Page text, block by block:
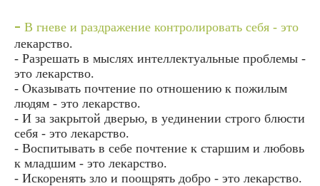
- В гневе и раздражение контролировать себя - это
лекарство.
- Разрешать в мыслях интеллектуальные проблемы -
это лекарство.
- Оказывать почтение по отношению к пожилым
людям - это лекарство.
- И за закрытой дверью, в уединении строго блюсти
себя - это лекарство.
- Воспитывать в себе почтение к старшим и любовь
к младшим - это лекарство.
- Искоренять зло и поощрять добро - это лекарство.